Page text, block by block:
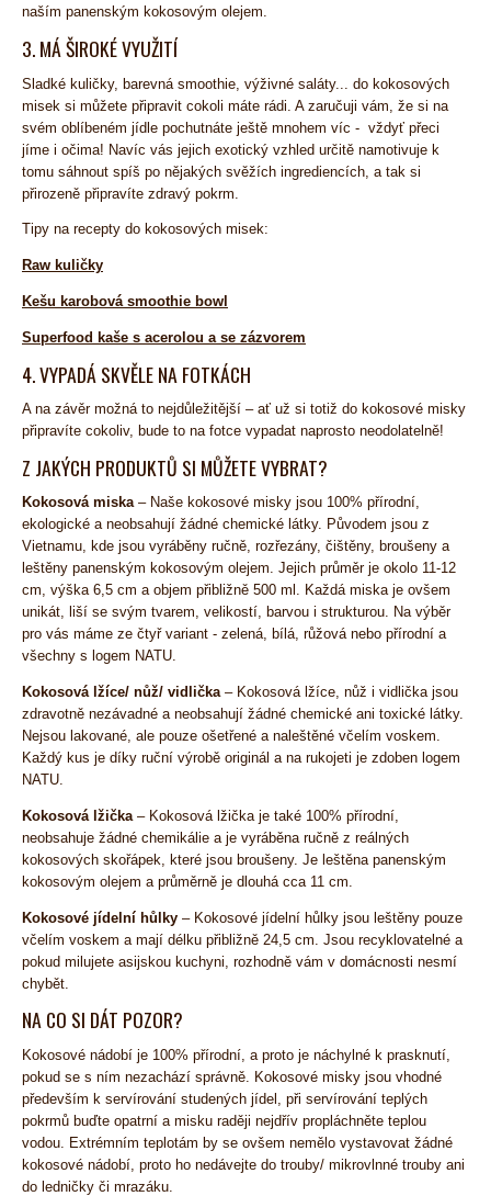
naším panenským kokosovým olejem.
3. MÁ ŠIROKÉ VYUŽITÍ
Sladké kuličky, barevná smoothie, výživné saláty... do kokosových
misek si můžete připravit cokoli máte rádi. A zaručuji vám, že si na
svém oblíbeném jídle pochutnáte ještě mnohem víc - vždyť přeci
jíme i očima! Navíc vás jejich exotický vzhled určitě namotivuje k
tomu sáhnout spíš po nějakých svěžích ingrediencích, a tak si
přirozeně připravíte zdravý pokrm.
Tipy na recepty do kokosových misek:
Raw kuličky
Kešu karobová smoothie bowl
Superfood kaše s acerolou a se zázvorem
4. VYPADÁ SKVĚLE NA FOTKÁCH
A na závěr možná to nejdůležitější – ať už si totiž do kokosové misky
připravíte cokoliv, bude to na fotce vypadat naprosto neodolatelně!
Z JAKÝCH PRODUKTŮ SI MŮŽETE VYBRAT?
Kokosová miska– Naše kokosové misky jsou 100% přírodní,
ekologické a neobsahují žádné chemické látky. Původem jsou z
Vietnamu, kde jsou vyráběny ručně, rozřezány, čištěny, broušeny a
leštěny panenským kokosovým olejem. Jejich průměr je okolo 11-12
cm, výška 6,5 cm a objem přibližně 500 ml. Každá miska je ovšem
unikát, liší se svým tvarem, velikostí, barvou i strukturou. Na výběr
pro vás máme ze čtyř variant - zelená, bílá, růžová nebo přírodní a
všechny s logem NATU.
Kokosová lžíce/ nůž/ vidlička– Kokosová lžíce, nůž i vidlička jsou
zdravotně nezávadné a neobsahují žádné chemické ani toxické látky.
Nejsou lakované, ale pouze ošetřené a naleštěné včelím voskem.
Každý kus je díky ruční výrobě originál a na rukojeti je zdoben logem
NATU.
Kokosová lžička – Kokosová lžička je také 100% přírodní,
neobsahuje žádné chemikálie a je vyráběna ručně z reálných
kokosových skořápek, které jsou broušeny. Je leštěna panenským
kokosovým olejem a průměrně je dlouhá cca 11 cm.
Kokosové jídelní hůlky – Kokosové jídelní hůlky jsou leštěny pouze
včelím voskem a mají délku přibližně 24,5 cm. Jsou recyklovatelné a
pokud milujete asijskou kuchyni, rozhodně vám v domácnosti nesmí
chybět.
NA CO SI DÁT POZOR?
Kokosové nádobí je 100% přírodní, a proto je náchylné k prasknutí,
pokud se s ním nezachází správně. Kokosové misky jsou vhodné
především k servírování studených jídel, při servírování teplých
pokrmů buďte opatrní a misku raději nejdřív propláchněte teplou
vodou. Extrémním teplotám by se ovšem nemělo vystavovat žádné
kokosové nádobí, proto ho nedávejte do trouby/ mikrovlnné trouby ani
do ledničky či mrazáku.